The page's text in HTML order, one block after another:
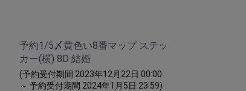
予約1/5〆黄色い8番マップ ステッ
カー(横) 8D 結婚
(予約受付期間 2023年12月22日 00:00
～ 予約受付期間 2024年1月5日 23:59)